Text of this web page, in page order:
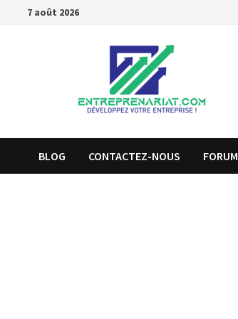
7 août 2026
BLOG CONTACTEZ-NOUS FORUM